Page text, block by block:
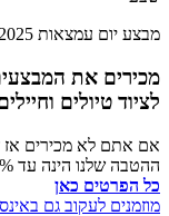
מבצע יום עמצאות 2025 הסתיים
מכירים את
לציוד טיולים
אם אתם לא מכירים אז
ההטבה שלנו הינה עד 15% הנחה להזמנות באתר וחנויות הרשת –
כל הפרטים כאן
מוזמנים לעקוב גם